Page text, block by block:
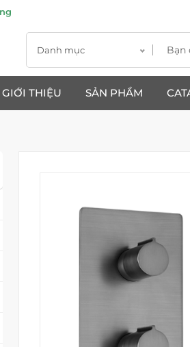
Danh mục
GIỚI THIỆU SẢN PHẨM